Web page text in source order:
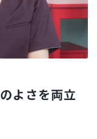
よさを両立